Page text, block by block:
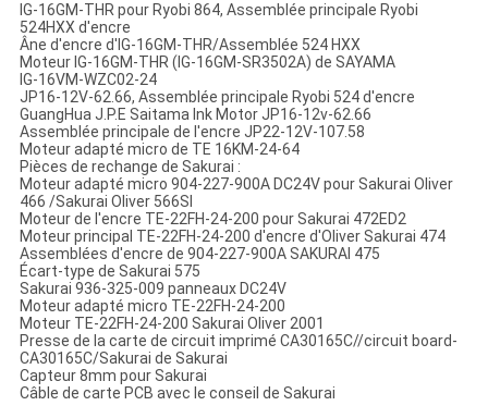
IG-16GM-THR pour Ryobi 864, Assemblée principale Ryobi
524HXX d'encre
Âne d'encre d'IG-16GM-THR/Assemblée 524 HXX
Moteur IG-16GM-THR (IG-16GM-SR3502A) de SAYAMA
IG-16VM-WZC02-24
JP16-12V-62.66, Assemblée principale Ryobi 524 d'encre
GuangHua J.P.E Saitama Ink Motor JP16-12v-62.66
Assemblée principale de l'encre JP22-12V-107.58
Moteur adapté micro de TE 16KM-24-64
Pièces de rechange de Sakurai :
Moteur adapté micro 904-227-900A DC24V pour Sakurai Oliver
466 /Sakurai Oliver 566SI
Moteur de l'encre TE-22FH-24-200 pour Sakurai 472ED2
Moteur principal TE-22FH-24-200 d'encre d'Oliver Sakurai 474
Assemblées d'encre de 904-227-900A SAKURAI 475
Écart-type de Sakurai 575
Sakurai 936-325-009 panneaux DC24V
Moteur adapté micro TE-22FH-24-200
Moteur TE-22FH-24-200 Sakurai Oliver 2001
Presse de la carte de circuit imprimé CA30165C//circuit board-
CA30165C/Sakurai de Sakurai
Capteur 8mm pour Sakurai
Câble de carte PCB avec le conseil de Sakurai